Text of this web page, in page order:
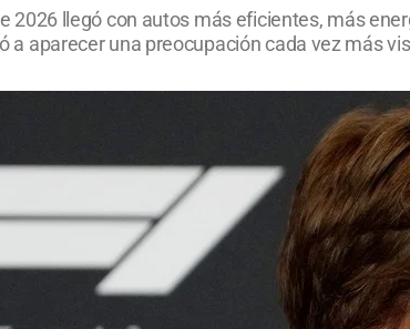
2026 llegó con autos más eficientes, más
a aparecer una preocupación cada vez más